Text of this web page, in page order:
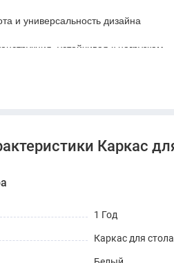
и универсальность дизайна
устойчивая к нагрузкам
разных размеров
Каркас
1 Год
Каркас для